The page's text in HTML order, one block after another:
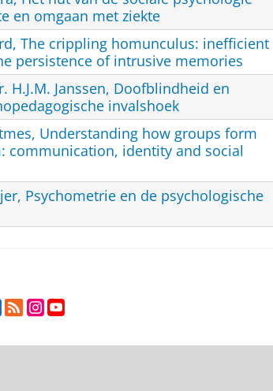
en omgaan met ziekte
The crippling homunculus: inefficient
persistence of intrusive memories
Janssen, Doofblindheid en
invalshoek
Understanding how groups form
communication, identity and social
Psychometrie en de psychologische
L
n
R
S
s
u